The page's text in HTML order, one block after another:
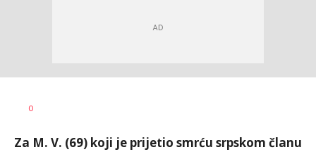
AUTOR
0
Za M. V. (69) koji je prijetio smrću srpskom članu